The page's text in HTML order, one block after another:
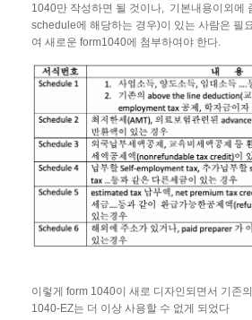
1040만 작성하면 될 것이나, 기본내용이외에
schedule에 해당하는 경우)이 있는 사람은 필
여 새로운 form1040에 첨부하여야 한다.
이렇게 form 1040이 새로 디자인되면서 기존
1040-EZ는 더 이상 사용할 수 없게 되었다